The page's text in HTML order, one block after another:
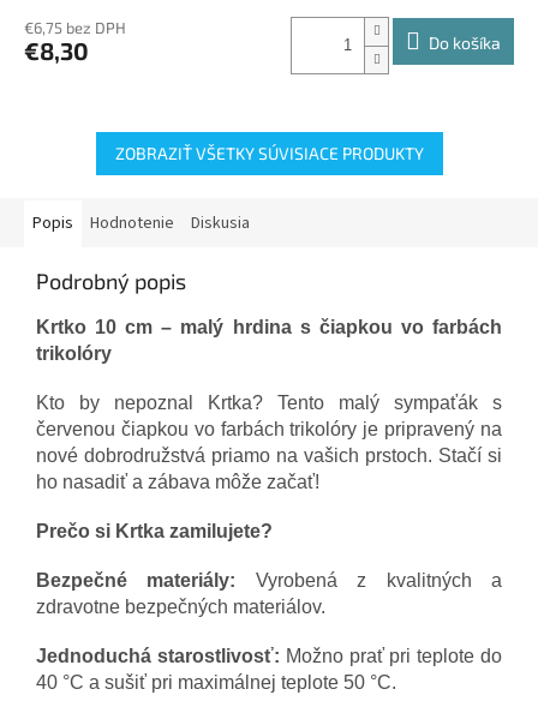
€6,75 bez DPH
€8,30 Do košíka
ZOBRAZIŤ VŠETKY SÚVISIACE PRODUKTY
Popis Hodnotenie Diskusia
Podrobný popis
Krtko 10 cm – malý hrdina s čiapkou vo farbách
trikolóry
Kto by nepoznal Krtka? Tento malý sympaťák s
červenou čiapkou vo farbách trikolóry je pripravený na
nové dobrodružstvá priamo na vašich prstoch. Stačí si
ho nasadiť a zábava môže začať!
Prečo si Krtka zamilujete?
Bezpečné materiály: Vyrobená z kvalitných a
zdravotne bezpečných materiálov.
Jednoduchá starostlivosť: Možno prať pri teplote do
40 °C a sušiť pri maximálnej teplote 50 °C.